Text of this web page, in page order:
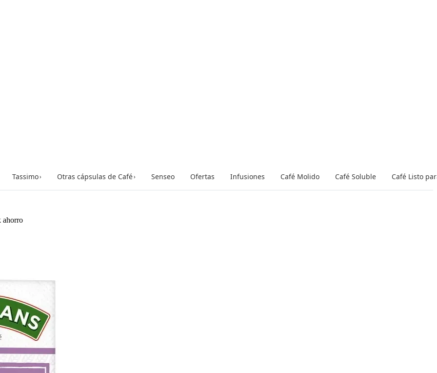
Tassimo› Otras cápsulas de Café› Senseo Ofertas Infusiones Café Molido Café Soluble Café Listo
ahorro